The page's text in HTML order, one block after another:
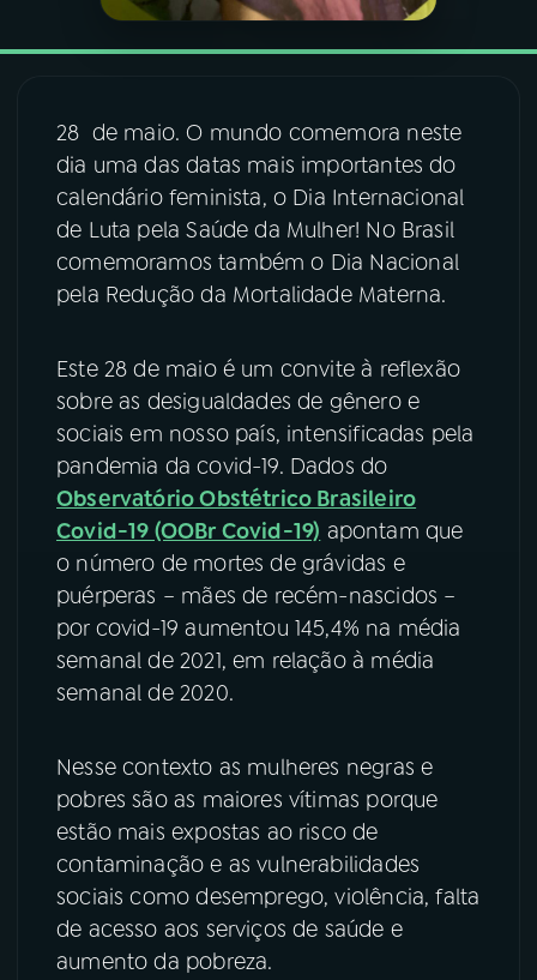
YouTube Facebook
TikTok
28 de maio. O mundo comemora neste
dia uma das datas mais importantes do
calendário feminista, o Dia Internacional
de Luta pela Saúde da Mulher! No Brasil
comemoramos também o Dia Nacional
pela Redução da Mortalidade Materna.
Este 28 de maio é um convite à reflexão
sobre as desigualdades de gênero e
sociais em nosso país, intensificadas pela
pandemia da covid-19. Dados do
Observatório Obstétrico Brasileiro
Covid-19 (OOBr Covid-19) apontam que
o número de mortes de grávidas e
puérperas – mães de recém-nascidos –
por covid-19 aumentou 145,4% na média
semanal de 2021, em relação à média
semanal de 2020.
Nesse contexto as mulheres negras e
pobres são as maiores vítimas porque
estão mais expostas ao risco de
contaminação e as vulnerabilidades
sociais como desemprego, violência, falta
de acesso aos serviços de saúde e
aumento da pobreza.